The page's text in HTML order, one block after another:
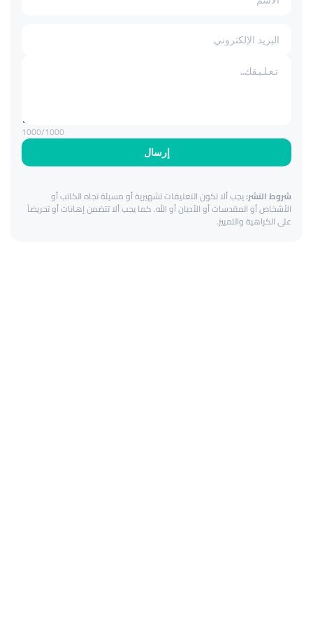
إرسال
1000/1000
شروط النشر:يجب ألا تكون التعليقات تشهيرية أو مسيئة تجاه الكاتب أو
الأشخاص أو المقدسات أو الأديان أو الله. كما يجب ألا تتضمن إهانات أو تحريضاً
على الكراهية والتمييز.